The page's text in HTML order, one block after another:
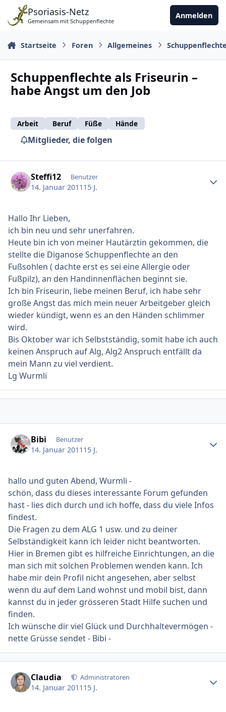
Zu Inhalt springen
Psoriasis-Netz
Gemeinsam mit Schuppenflechte
Anmelden
Startseite Foren Allgemeines
Schuppenflechte als Friseurin –
habe Angst um den Job
Arbeit Beruf Füße Hände
Mitglieder, die folgen
Steffi12 Benutzer
14. Januar 2011 15 J.
Hallo Ihr Lieben,
ich bin neu und sehr unerfahren.
Heute bin ich von meiner Hautärztin gekommen, die
stellte die Diganose Schuppenflechte an den
Fußsohlen ( dachte erst es sei eine Allergie oder
Fußpilz), an den Handinnenflächen beginnt sie.
Ich bin Friseurin, liebe meinen Beruf, ich habe sehr
große Angst das mich mein neuer Arbeitgeber gleich
wieder kündigt, wenn es an den Händen schlimmer
wird.
Bis Oktober war ich Selbstständig, somit habe ich auch
keinen Anspruch auf Alg, Alg2 Anspruch entfällt da
mein Mann zu viel verdient.
Lg Wurmli
Bibi Benutzer
14. Januar 2011 15 J.
hallo und guten Abend, Wurmli -
schön, dass du dieses interessante Forum gefunden
hast - lies dich durch und ich hoffe, dass du viele Infos
findest.
Die Fragen zu dem ALG 1 usw. und zu deiner
Selbständigkeit kann ich leider nicht beantworten.
Hier in Bremen gibt es hilfreiche Einrichtungen, an die
man sich mit solchen Problemen wenden kann. Ich
habe mir dein Profil nicht angesehen, aber selbst
wenn du auf dem Land wohnst und mobil bist, dann
kannst du in jeder grösseren Stadt Hilfe suchen und
finden.
Ich wünsche dir viel Glück und Durchhaltevermögen -
nette Grüsse sendet - Bibi -
Claudia Administratoren
14. Januar 2011 15 J.